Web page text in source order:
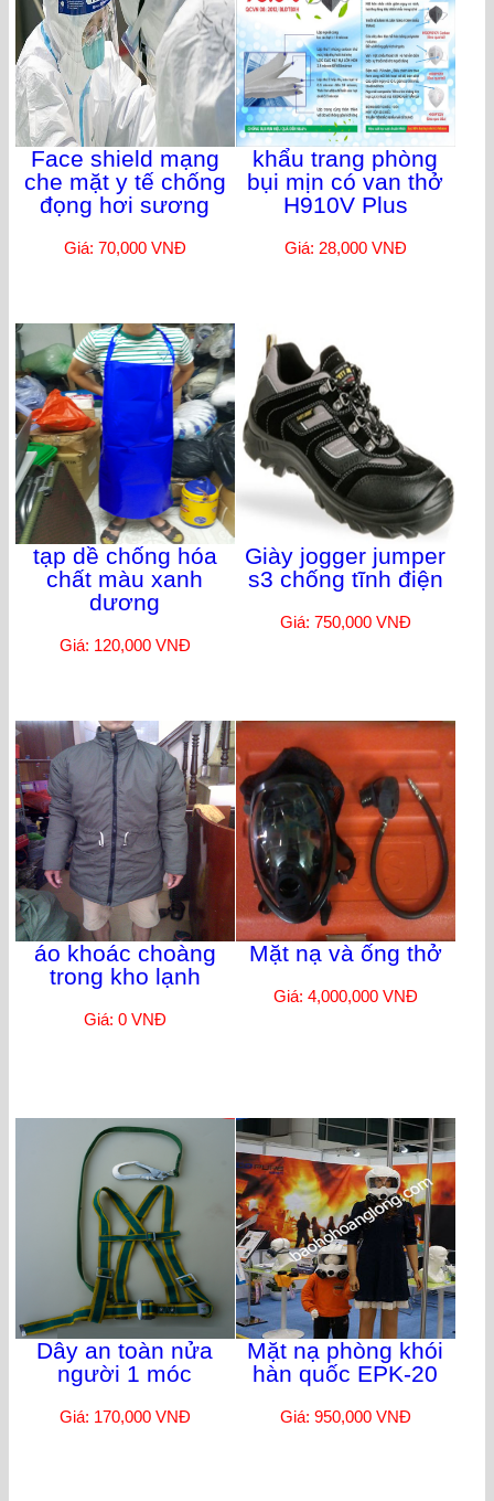
Face shield mạng
che mặt y tế chống
đọng hơi sương
Giá: 70,000 VNĐ
khẩu trang phòng
bụi mịn có van thở
H910V Plus
Giá: 28,000 VNĐ
tạp dề chống hóa
chất màu xanh
dương
Giá: 120,000 VNĐ
Giày jogger jumper
s3 chống tĩnh điện
Giá: 750,000 VNĐ
áo khoác choàng
trong kho lạnh
Giá: 0 VNĐ
Mặt nạ và ống thở
Giá: 4,000,000 VNĐ
Dây an toàn nửa
người 1 móc
Giá: 170,000 VNĐ
Mặt nạ phòng khói
hàn quốc EPK-20
Giá: 950,000 VNĐ